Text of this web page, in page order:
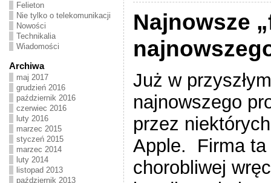
Felieton
Nie tylko o telekomunikacji
Nowości
Technikalia
Wiadomości
Archiwa
maj 2017
grudzień 2016
październik 2016
czerwiec 2016
luty 2016
marzec 2015
styczeń 2015
marzec 2014
luty 2014
listopad 2013
październik 2013
Najnowsze
Już w
najnowszego
przez
Apple. Firma ta
chorobliwej